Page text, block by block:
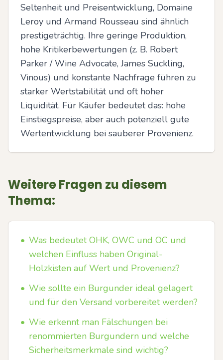
Seltenheit und Preisentwicklung, Domaine
Leroy und Armand Rousseau sind ähnlich
prestigeträchtig. Ihre geringe Produktion,
hohe Kritikerbewertungen (z. B. Robert
Parker / Wine Advocate, James Suckling,
Vinous) und konstante Nachfrage führen zu
starker Wertstabilität und oft hoher
Liquidität. Für Käufer bedeutet das: hohe
Einstiegspreise, aber auch potenziell gute
Wertentwicklung bei sauberer Provenienz.
Weitere Fragen zu diesem
Thema:
• Was bedeutet OHK, OWC und OC und
welchen Einfluss haben Original-
Holzkisten auf Wert und Provenienz?
• Wie sollte ein Burgunder ideal gelagert
und für den Versand vorbereitet werden?
• Wie erkennt man Fälschungen bei
renommierten Burgundern und welche
Sicherheitsmerkmale sind wichtig?